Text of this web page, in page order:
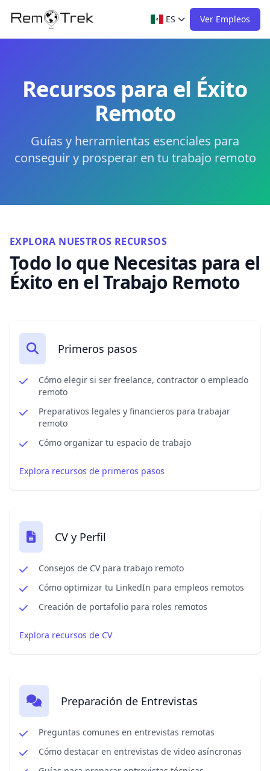
ES Ver Empleos
Recursos para el Éxito
Remoto
Guías y herramientas esenciales para
conseguir y prosperar en tu trabajo remoto
EXPLORA NUESTROS RECURSOS
Todo lo que Necesitas para el
Éxito en el Trabajo Remoto
Primeros pasos
Cómo elegir si ser freelance, contractor o empleado
remoto
Preparativos legales y financieros para trabajar
remoto
Cómo organizar tu espacio de trabajo
Explora recursos de primeros pasos
CV y Perfil
Consejos de CV para trabajo remoto
Cómo optimizar tu LinkedIn para empleos remotos
Creación de portafolio para roles remotos
Explora recursos de CV
Preparación de Entrevistas
Preguntas comunes en entrevistas remotas
Cómo destacar en entrevistas de video asíncronas